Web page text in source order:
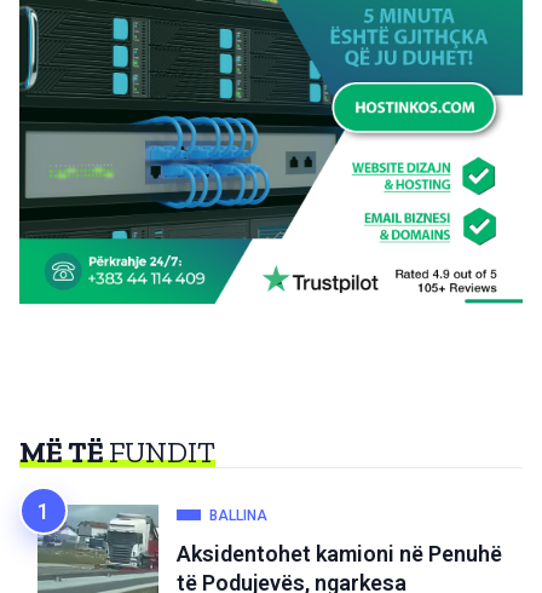
MË TËFUNDIT
BALLINA
Aksidentohet kamioni në Penuhë
të Podujevës, ngarkesa